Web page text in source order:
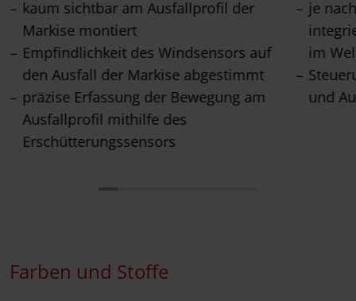
kaum sichtbar am Ausfallprofil der
Markise montiert
Empfindlichkeit des Windsensors auf
den Ausfall der Markise abgestimmt
präzise Erfassung der Bewegung am
Ausfallprofil mithilfe des
Erschütterungssensors
je
im
und
Farben und Stoffe